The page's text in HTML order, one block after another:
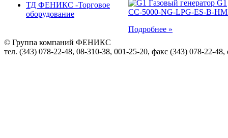
ТД ФЕНИКС -Торговое
оборудование
Подробнее »
© Группа компаний ФЕНИКС
тел. (343) 078-22-48, 08-310-38, 001-25-20, факс (343) 078-22-